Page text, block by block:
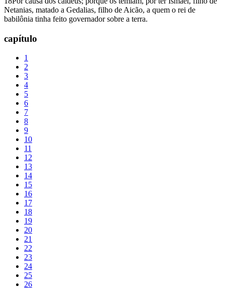
Netanias, matado a Gedalias, filho de Aicão, a quem o rei de
babilônia tinha feito governador sobre a terra.
capítulo
1
2
3
4
5
6
7
8
9
10
11
12
13
14
15
16
17
18
19
20
21
22
23
24
25
26